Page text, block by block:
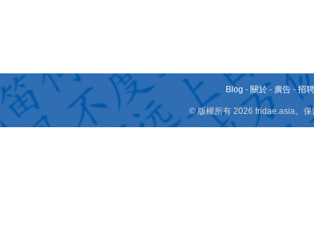
Blog - 關於 - 廣告 -招
© 版權所有 2026 fridae.asia。